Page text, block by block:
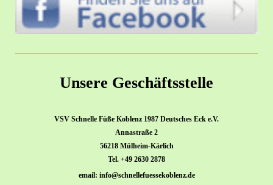
Unsere Geschäftsstelle
VSV Schnelle Füße Koblenz 1987 Deutsches Eck e.V.
Annastraße 2
56218 Mülheim-Kärlich
Tel. +49 2630 2878
email: info@schnellefuessekoblenz.de